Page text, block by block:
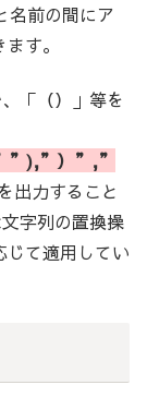
前の間にア
す。
「（）」等を
）”,”
出力すること
字列の置換操
じて適用してい